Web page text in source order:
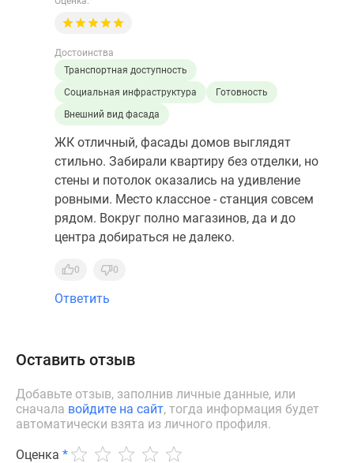
Достоинства
Транспортная доступность
Социальная инфраструктура
Готовность
Внешний вид фасада
ЖК отличный, фасады домов выглядят
стильно. Забирали квартиру без отделки, но
стены и потолок оказались на удивление
ровными. Место классное - станция совсем
рядом. Вокруг полно магазинов, да и до
центра добираться не далеко.
0 0
Ответить
Оставить отзыв
Добавьте отзыв, заполнив личные данные, или
сначала войдите на сайт, тогда информация будет
автоматически взята из личного профиля.
Оценка *